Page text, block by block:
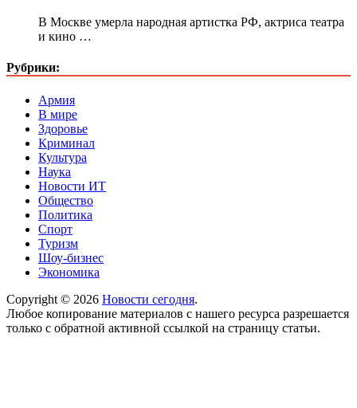
В Москве умерла народная артистка РФ, актриса театра
и кино …
Рубрики:
Армия
В мире
Здоровье
Криминал
Культура
Наука
Новости ИТ
Общество
Политика
Спорт
Туризм
Шоу-бизнес
Экономика
Copyright © 2026 Новости сегодня.
Любое копирование материалов с нашего ресурса разрешается
только с обратной активной ссылкой на страницу статьи.